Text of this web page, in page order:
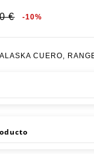
€ -10%
CUERO,